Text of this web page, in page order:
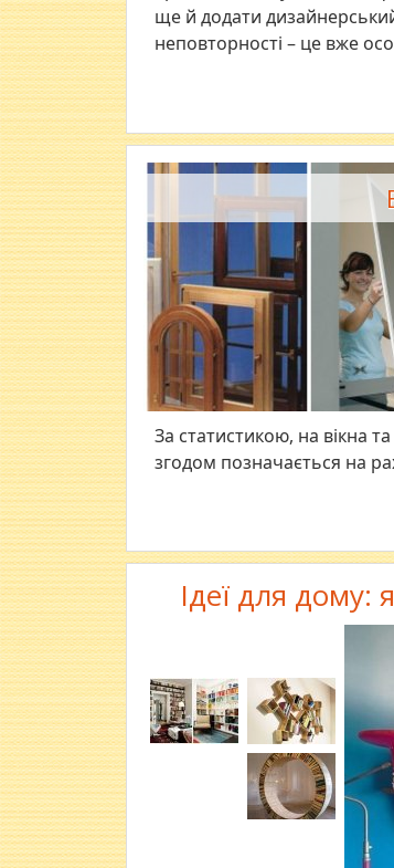
ще й додати
неповторності – це вже
За статистикою, на вікна
згодом позначається на
Ідеї для дому: